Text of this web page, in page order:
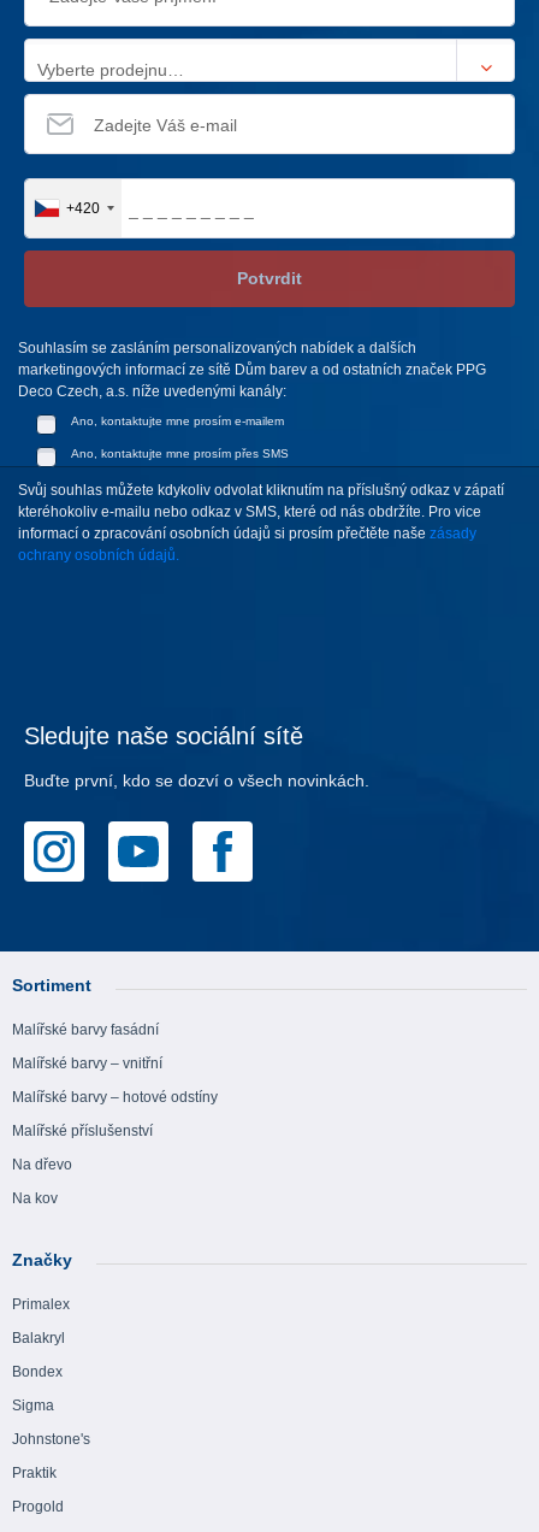
Vyberte prodejnu…
+420
Potvrdit
Souhlasím se zasláním personalizovaných nabídek a dalších
marketingových informací ze sítě Dům barev a od ostatních značek PPG
Deco Czech, a.s. níže uvedenými kanály:
Ano, kontaktujte mne prosím e-mailem
Ano, kontaktujte mne prosím přes SMS
Svůj souhlas můžete kdykoliv odvolat kliknutím na příslušný odkaz v zápatí
kteréhokoliv e-mailu nebo odkaz v SMS, které od nás obdržíte. Pro vice
informací o zpracování osobních údajů si prosím přečtěte naše zásady
ochrany osobních údajů.
Sledujte naše sociální sítě
Buďte první, kdo se dozví o všech novinkách.
Sortiment
Malířské barvy fasádní
Malířské barvy – vnitřní
Malířské barvy – hotové odstíny
Malířské příslušenství
Na dřevo
Na kov
Značky
Primalex
Balakryl
Bondex
Sigma
Johnstone's
Praktik
Progold